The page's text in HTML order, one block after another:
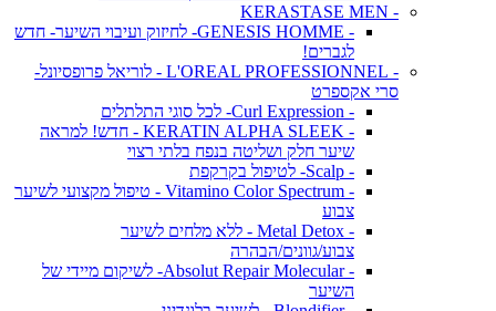
- KERASTASE MEN
- GENESIS HOMME- לחיזוק ועיבוי השיער- חדש
לגברים!
- L'OREAL PROFESSIONNEL - לוריאל פרופסיונל-
סרי אקספרט
- Curl Expression- לכל סוגי התלתלים
- KERATIN ALPHA SLEEK - חדש! למראה
שיער חלק ושליטה בנפח בלתי רצוי
- Scalp- לטיפול בקרקפת
- Vitamino Color Spectrum - טיפול מקצועי לשיער
צבוע
- Metal Detox - ללא מלחים לשיער
צבוע/גוונים/הבהרה
- Absolut Repair Molecular- לשיקום מיידי של
השיער